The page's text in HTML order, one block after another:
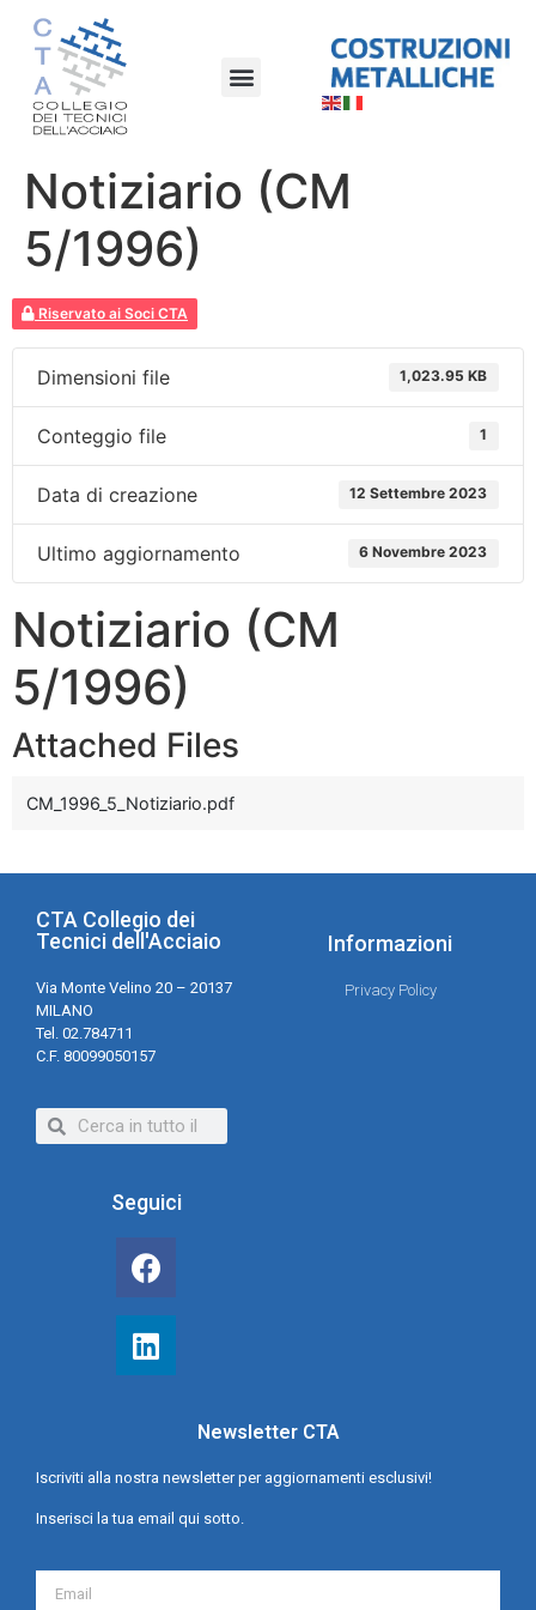
Notiziario (CM
5/1996)
Riservato ai Soci CTA
Dimensioni file 1,023.95 KB
Conteggio file 1
Data di creazione 12 Settembre 2023
Ultimo aggiornamento 6 Novembre 2023
Notiziario (CM
5/1996)
Attached Files
CM_1996_5_Notiziario.pdf
CTA Collegio dei
Tecnici dell'Acciaio
Via Monte Velino 20 – 20137
MILANO
Tel. 02.784711
C.F. 80099050157
Informazioni
Privacy Policy
Seguici
Newsletter CTA
Iscriviti alla nostra newsletter per aggiornamenti esclusivi!
Inserisci la tua email qui sotto.